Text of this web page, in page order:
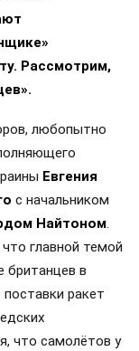
Рассмотрим,
любопытно
Евгения
с начальником
Найтоном.
главной темой
британцев в
ракет
что самолётов у